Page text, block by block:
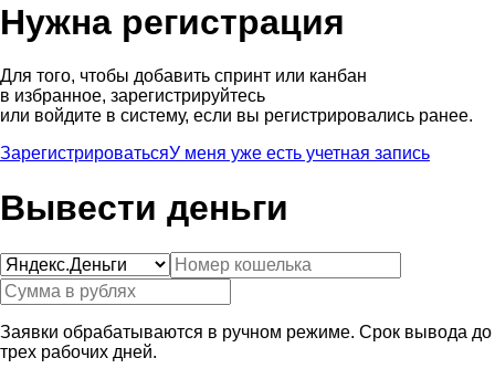
Нужна регистрация
Для того, чтобы добавить спринт или канбан
в избранное, зарегистрируйтесь
или войдите в систему, если вы регистрировались ранее.
ЗарегистрироватьсяУ меня уже есть учетная запись
Вывести деньги
Заявки обрабатываются в ручном режиме. Срок вывода до
трех рабочих дней.